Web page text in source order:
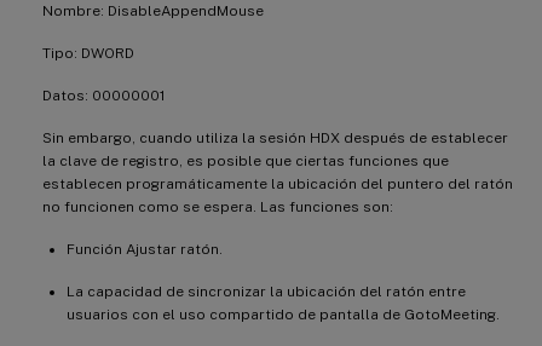
Nombre: DisableAppendMouse
Tipo: DWORD
Datos: 00000001
Sin embargo, cuando utiliza la sesión HDX después de establecer
la clave de registro, es posible que ciertas funciones que
establecen programáticamente la ubicación del puntero del ratón
no funcionen como se espera. Las funciones son:
Función Ajustar ratón.
La capacidad de sincronizar la ubicación del ratón entre
usuarios con el uso compartido de pantalla de GotoMeeting.